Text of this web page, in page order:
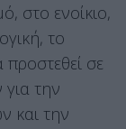
στο ενοίκιο,
το
προστεθεί σε
την
και την